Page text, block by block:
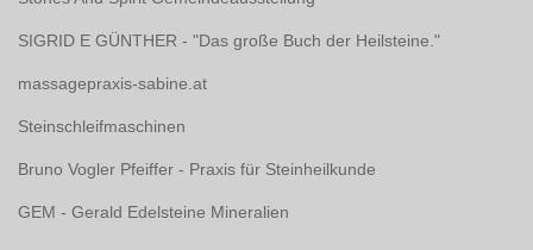
SIGRID E GÜNTHER - "Das große Buch der Heilsteine."
massagepraxis-sabine.at
Steinschleifmaschinen
Bruno Vogler Pfeiffer - Praxis für Steinheilkunde
GEM - Gerald Edelsteine Mineralien